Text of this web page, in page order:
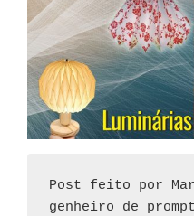
Post feito por
genheiro de